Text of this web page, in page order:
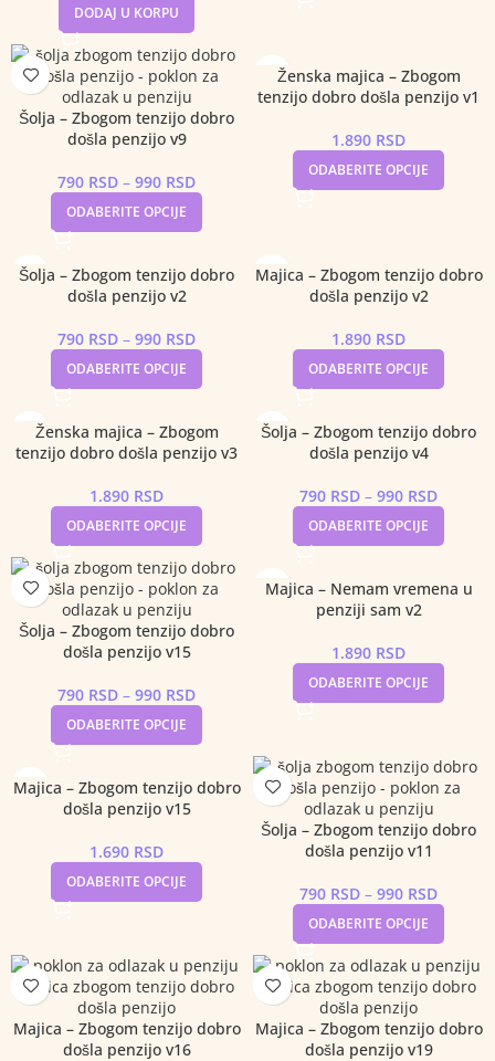
DODAJ U KORPU
Šolja – Zbogom tenzijo dobro
došla penzijo v9
790 RSD – 990 RSD
ODABERITE OPCIJE
Ženska majica – Zbogom
tenzijo dobro došla penzijo v1
1.890 RSD
ODABERITE OPCIJE
Šolja – Zbogom tenzijo dobro
došla penzijo v2
790 RSD – 990 RSD
ODABERITE OPCIJE
Majica – Zbogom tenzijo dobro
došla penzijo v2
1.890 RSD
ODABERITE OPCIJE
Ženska majica – Zbogom
tenzijo dobro došla penzijo v3
1.890 RSD
ODABERITE OPCIJE
Šolja – Zbogom tenzijo dobro
došla penzijo v4
790 RSD – 990 RSD
ODABERITE OPCIJE
Šolja – Zbogom tenzijo dobro
došla penzijo v15
790 RSD – 990 RSD
ODABERITE OPCIJE
Majica – Nemam vremena u
penziji sam v2
1.890 RSD
ODABERITE OPCIJE
Majica – Zbogom tenzijo dobro
došla penzijo v15
1.690 RSD
ODABERITE OPCIJE
Šolja – Zbogom tenzijo dobro
došla penzijo v11
790 RSD – 990 RSD
ODABERITE OPCIJE
Majica – Zbogom tenzijo dobro
došla penzijo v16
Majica – Zbogom tenzijo dobro
došla penzijo v19